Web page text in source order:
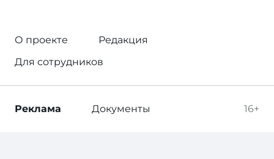
О проекте
Редакция
Для сотрудников
16+
Реклама Документы